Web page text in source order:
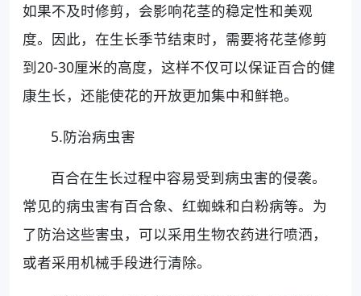
如果不及时修剪，会影响花茎的稳定性和美观
度。因此，在生长季节结束时，需要将花茎修剪
到20-30厘米的高度，这样不仅可以保证百合的健
康生长，还能使花的开放更加集中和鲜艳。
5.防治病虫害
百合在生长过程中容易受到病虫害的侵袭。
常见的病虫害有百合象、红蜘蛛和白粉病等。为
了防治这些害虫，可以采用生物农药进行喷洒，
或者采用机械手段进行清除。